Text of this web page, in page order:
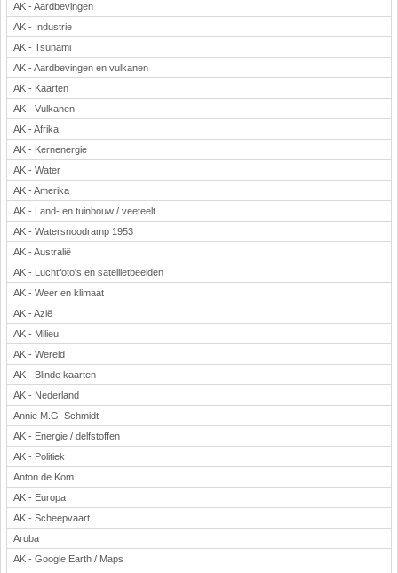
Natuurkunde
Nederlands
Rekenen
Scheikunde
Sport
Techniek
Verkeer
Wiskunde
Onderwerpen
Apps en tablets
Collecties digibord
Digiborden / touchscreens
Digibordtools
Downloads basisonderwijs
Herfst
Kerstmis
Kinder-/Jeugdboeken
Lente
Onderbouw PO
Pasen
Voetbal
AK - Aardbevingen
AK - Industrie
AK - Tsunami
AK - Aardbevingen en vulkanen
AK - Kaarten
AK - Vulkanen
AK - Afrika
AK - Kernenergie
AK - Water
AK - Amerika
AK - Land- en tuinbouw / veeteelt
AK - Watersnoodramp 1953
AK - Australië
AK - Luchtfoto's en satellietbeelden
AK - Weer en klimaat
AK - Azië
AK - Milieu
AK - Wereld
AK - Blinde kaarten
AK - Nederland
Annie M.G. Schmidt
AK - Energie / delfstoffen
AK - Politiek
Anton de Kom
AK - Europa
AK - Scheepvaart
Aruba
AK - Google Earth / Maps